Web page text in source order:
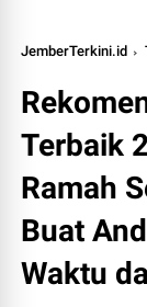
JemberTerkini.id
Terbaik
Ramah
Buat
Waktu